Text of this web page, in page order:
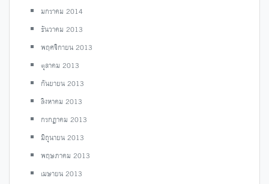
มกราคม 2014
ธันวาคม 2013
พฤศจิกายน 2013
ตุลาคม 2013
กันยายน 2013
สิงหาคม 2013
กรกฎาคม 2013
มิถุนายน 2013
พฤษภาคม 2013
เมษายน 2013